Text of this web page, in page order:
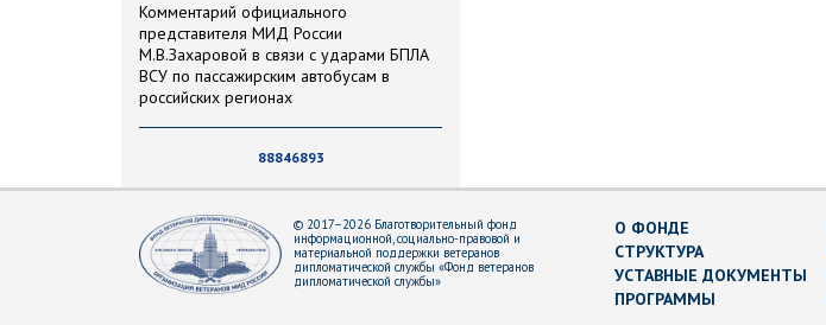
Комментарий официального
представителя МИД России
М.В.Захаровой в связи с ударами БПЛА
ВСУ по пассажирским автобусам в
российских регионах
88846893
© 2017–2026 Благотворительный фонд
информационной, социально-правовой и
материальной поддержки ветеранов
дипломатической службы «Фонд ветеранов
дипломатической службы»
О ФОНДЕ
СТРУКТУРА
УСТАВНЫЕ ДОКУМЕНТЫ
ПРОГРАММЫ